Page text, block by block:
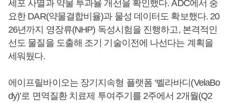
세포 사멸과 약물 투과율 개선을 확인했다. ADC에서 중
요한 DAR(약물결합비율)과 물성 데이터도 확보했다. 20
26년까지 영장류(NHP) 독성시험을 진행하고, 본격적인
선도 물질을 도출해 조기 기술이전에 나선다는 계획을
세워뒀다.
에이프릴바이오는 장기지속형 플랫폼 ‘벨라바디(VelaBo
dy)’로 면역질환 치료제 투여주기를 2주에서 2개월(Q2